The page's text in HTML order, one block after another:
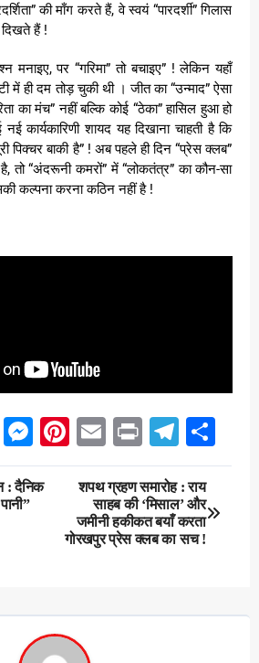
की माँग करते हैं, वे स्वयं “पारदर्शी” गिलास
दिखते हैं !
मनाइए, पर “गरिमा” तो बचाइए” ! लेकिन यहाँ
में ही दम तोड़ चुकी थी । जीत का “उन्माद” ऐसा
का मंच” नहीं बल्कि कोई “ठेका” हासिल हुआ हो
कार्यकारिणी शायद यह दिखाना चाहती है कि
पिक्चर बाकी है” ! अब पहले ही दिन “प्रेस क्लब”
तो “अंदरूनी कमरों” में “लोकतंत्र” का कौन-सा
कल्पना करना कठिन नहीं है !
WhatsApp
Messenger
Pinterest
EmailPrint
: दैनिक
शपथ ग्रहण समारोह : राय
साहब की ‘मिसाल’ और
जमीनी हकीकत बयाँ करता
गोरखपुर प्रेस क्लब का सच !